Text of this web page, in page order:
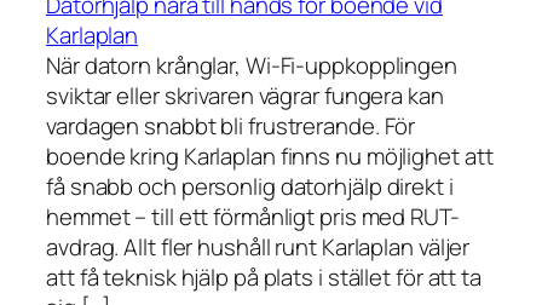
Karlaplan
När datorn krånglar, Wi-Fi-uppkopplingen
sviktar eller skrivaren vägrar fungera kan
vardagen snabbt bli frustrerande. För
boende kring Karlaplan finns nu möjlighet att
få snabb och personlig datorhjälp direkt i
hemmet – till ett förmånligt pris med RUT-
avdrag. Allt fler hushåll runt Karlaplan väljer
att få teknisk hjälp på plats i stället för att ta